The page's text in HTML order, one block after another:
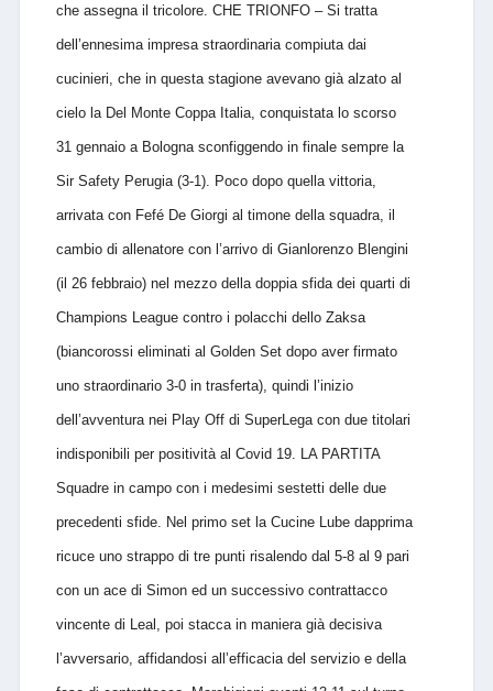
che assegna il tricolore. CHE TRIONFO – Si tratta
dell’ennesima impresa straordinaria compiuta dai
cucinieri, che in questa stagione avevano già alzato al
cielo la Del Monte Coppa Italia, conquistata lo scorso
31 gennaio a Bologna sconfiggendo in finale sempre la
Sir Safety Perugia (3-1). Poco dopo quella vittoria,
arrivata con Fefé De Giorgi al timone della squadra, il
cambio di allenatore con l’arrivo di Gianlorenzo Blengini
(il 26 febbraio) nel mezzo della doppia sfida dei quarti di
Champions League contro i polacchi dello Zaksa
(biancorossi eliminati al Golden Set dopo aver firmato
uno straordinario 3-0 in trasferta), quindi l’inizio
dell’avventura nei Play Off di SuperLega con due titolari
indisponibili per positività al Covid 19. LA PARTITA
Squadre in campo con i medesimi sestetti delle due
precedenti sfide. Nel primo set la Cucine Lube dapprima
ricuce uno strappo di tre punti risalendo dal 5-8 al 9 pari
con un ace di Simon ed un successivo contrattacco
vincente di Leal, poi stacca in maniera già decisiva
l’avversario, affidandosi all’efficacia del servizio e della